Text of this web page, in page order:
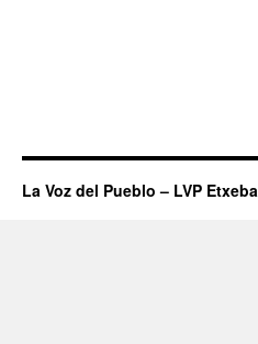
La Voz del Pueblo – LVP